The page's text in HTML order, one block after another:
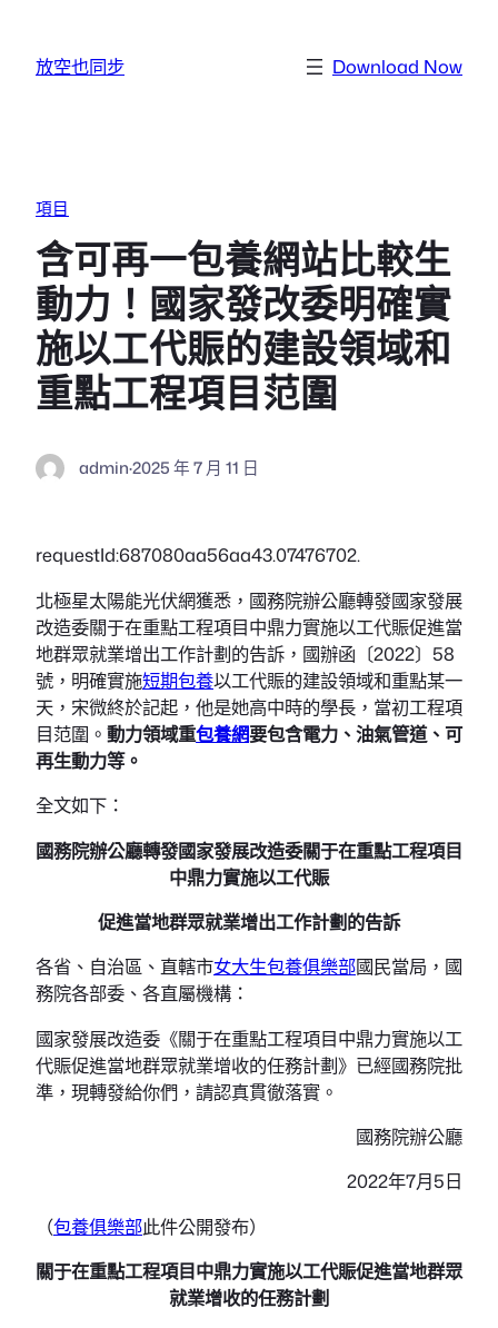
放空也同步 Download Now
項目
含可再一包養網站比較生
動力！國家發改委明確實
施以工代賑的建設領域和
重點工程項目范圍
admin·2025 年 7 月 11 日
requestId:687080aa56aa43.07476702.
北極星太陽能光伏網獲悉，國務院辦公廳轉發國家發展
改造委關于在重點工程項目中鼎力實施以工代賑促進當
地群眾就業增出工作計劃的告訴，國辦函〔2022〕58
號，明確實施短期包養以工代賑的建設領域和重點某一
天，宋微終於記起，他是她高中時的學長，當初工程項
目范圍。 動力領域重包養網要包含電力、油氣管道、可
再生動力等。
全文如下：
國務院辦公廳轉發國家發展改造委關于在重點工程項目
中鼎力實施以工代賑
促進當地群眾就業增出工作計劃的告訴
各省、自治區、直轄市女大生包養俱樂部國民當局，國
務院各部委、各直屬機構：
國家發展改造委《關于在重點工程項目中鼎力實施以工
代賑促進當地群眾就業增收的任務計劃》已經國務院批
準，現轉發給你們，請認真貫徹落實。
國務院辦公廳
2022年7月5日
（包養俱樂部此件公開發布）
關于在重點工程項目中鼎力實施以工代賑促進當地群眾
就業增收的任務計劃